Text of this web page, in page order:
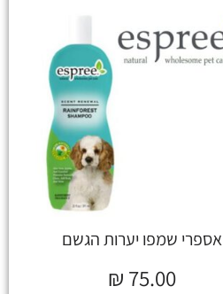
אספרי שמפו יערות הגשם
₪ 75.00